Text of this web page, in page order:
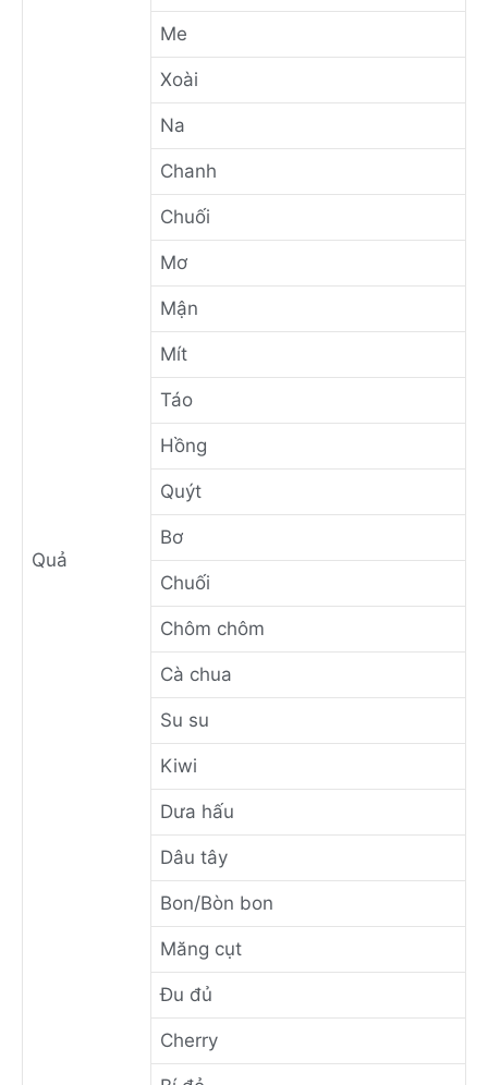
Quả
Me
Xoài
Na
Chanh
Chuối
Mơ
Mận
Mít
Táo
Hồng
Quýt
Bơ
Chuối
Chôm chôm
Cà chua
Su su
Kiwi
Dưa hấu
Dâu tây
Bon/Bòn bon
Măng cụt
Đu đủ
Cherry